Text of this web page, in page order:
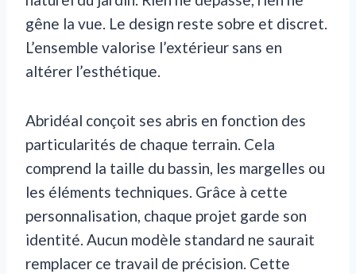
gêne la vue. Le design reste sobre et discret.
L’ensemble valorise l’extérieur sans en
altérer l’esthétique.
Abridéal conçoit ses abris en fonction des
particularités de chaque terrain. Cela
comprend la taille du bassin, les margelles ou
les éléments techniques. Grâce à cette
personnalisation, chaque projet garde son
identité. Aucun modèle standard ne saurait
remplacer ce travail de précision. Cette